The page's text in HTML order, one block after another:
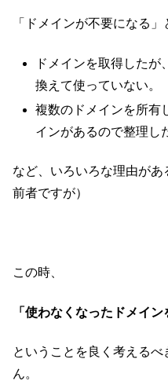
「ドメインが不要になる」
ドメインを取得したが
換えて使っていない。
複数のドメインを所有
インがあるので整理し
など、いろいろな理由があ
前者ですが）
この時、
「使わなくなったドメイン
ということを良く考える
ん。